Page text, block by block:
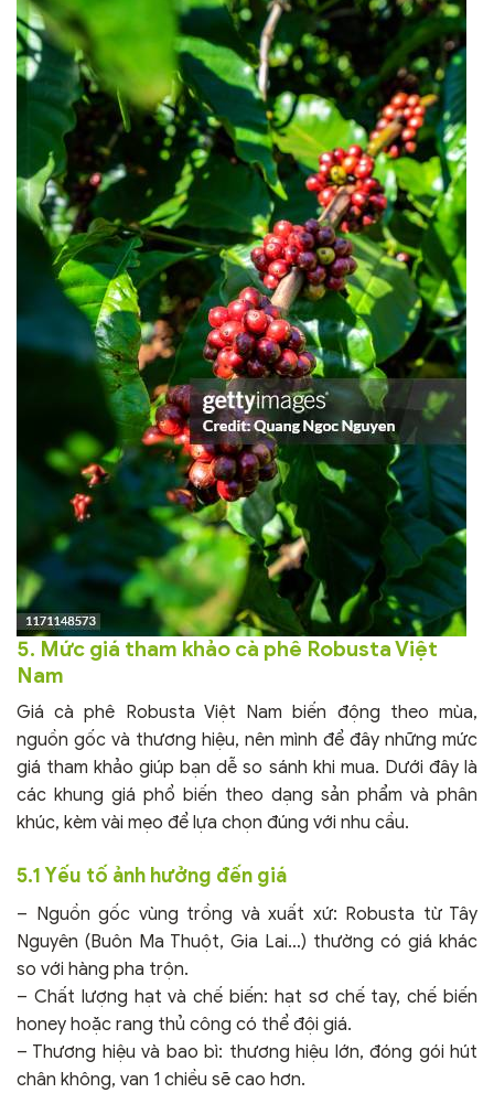
5. Mức giá tham khảo cà phê Robusta Việt
Nam
Giá cà phê Robusta Việt Nam biến động theo mùa,
nguồn gốc và thương hiệu, nên mình để đây những mức
giá tham khảo giúp bạn dễ so sánh khi mua. Dưới đây là
các khung giá phổ biến theo dạng sản phẩm và phân
khúc, kèm vài mẹo để lựa chọn đúng với nhu cầu.
5.1 Yếu tố ảnh hưởng đến giá
– Nguồn gốc vùng trồng và xuất xứ: Robusta từ Tây
Nguyên (Buôn Ma Thuột, Gia Lai…) thường có giá khác
so với hàng pha trộn.
– Chất lượng hạt và chế biến: hạt sơ chế tay, chế biến
honey hoặc rang thủ công có thể đội giá.
– Thương hiệu và bao bì: thương hiệu lớn, đóng gói hút
chân không, van 1 chiều sẽ cao hơn.